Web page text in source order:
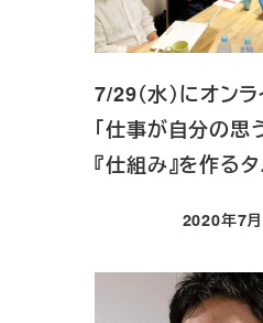
7/29（水）にオン
「仕事が自分の思
『仕組み』を作る
投稿日
2020年7